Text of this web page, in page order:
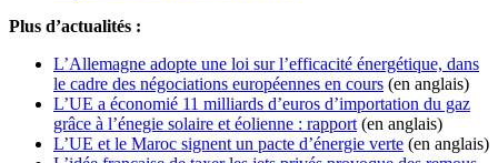
Plus d’actualités :
L’Allemagne adopte une loi sur l’efficacité énergétique, dans
le cadre des négociations européennes en cours (en anglais)
L’UE a économié 11 milliards d’euros d’importation du gaz
grâce à l’énegie solaire et éolienne : rapport (en anglais)
L’UE et le Maroc signent un pacte d’énergie verte (en anglais)